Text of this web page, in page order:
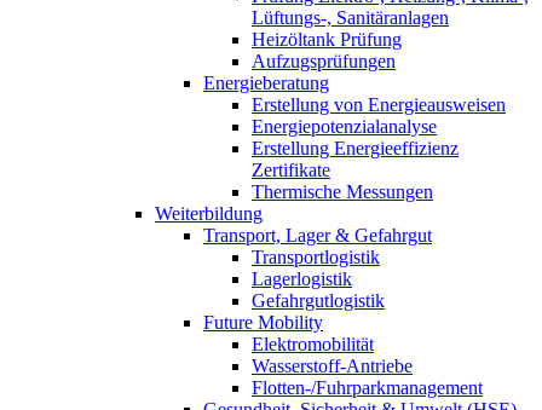
Lüftungs-, Sanitäranlagen
Heizöltank Prüfung
Aufzugsprüfungen
Energieberatung
Erstellung von Energieausweisen
Energiepotenzialanalyse
Erstellung Energieeffizienz
Zertifikate
Thermische Messungen
Weiterbildung
Transport, Lager & Gefahrgut
Transportlogistik
Lagerlogistik
Gefahrgutlogistik
Future Mobility
Elektromobilität
Wasserstoff-Antriebe
Flotten-/Fuhrparkmanagement